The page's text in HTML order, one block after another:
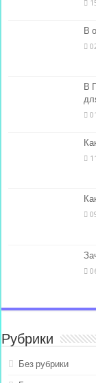
В
В
Рубрики
Без рубрики